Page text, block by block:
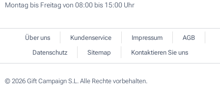
Montag bis Freitag von 08:00 bis 15:00 Uhr
Über uns Kundenservice Impressum
AGB
Datenschutz
Sitemap Kontaktieren Sie uns
© 2026 Gift Campaign S.L. Alle Rechte vorbehalten.